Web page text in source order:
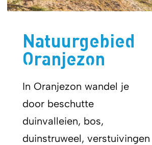
Natuurgebied
Oranjezon
In Oranjezon wandel je
door beschutte
duinvalleien, bos,
duinstruweel, verstuivingen